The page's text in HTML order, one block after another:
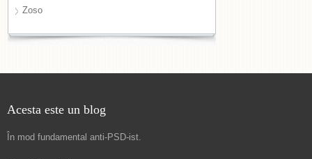
Zoso
Acesta este un blog
În mod fundamental anti-PSD-ist.